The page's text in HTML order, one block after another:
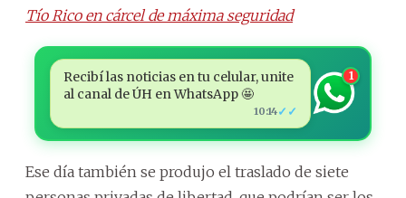
Tío Rico en cárcel de máxima seguridad
Recibí las noticias en tu celular, unite
al canal de ÚH en WhatsApp 🤩
10:14✓✓
1
Ese día también se produjo el traslado de siete